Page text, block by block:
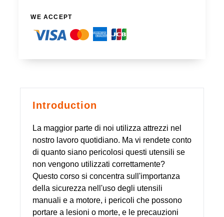
Introduction
La maggior parte di noi utilizza attrezzi nel
nostro lavoro quotidiano. Ma vi rendete conto
di quanto siano pericolosi questi utensili se
non vengono utilizzati correttamente?
Questo corso si concentra sull'importanza
della sicurezza nell'uso degli utensili
manuali e a motore, i pericoli che possono
portare a lesioni o morte, e le precauzioni
WE ACCEPT